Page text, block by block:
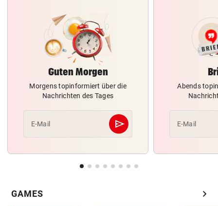
Guten Morgen
Morgens topinformiert über die
Nachrichten des Tages
E-Mail send
Abschicken
Abends
E-Mail
GAMES chevron_right